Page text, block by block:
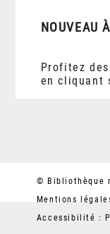
NOUVEAU
Profitez
en cliquant
© Bibliothèque
Mentions
Accessibilité :